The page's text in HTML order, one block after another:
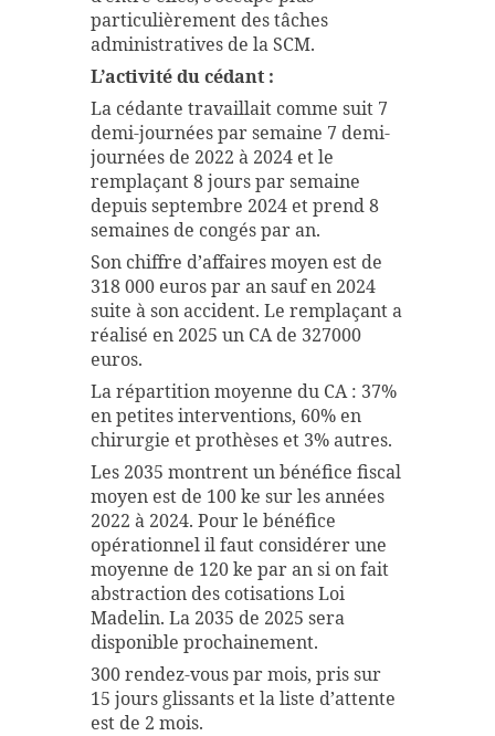
particulièrement des tâches
administratives de la SCM.
L’activité du cédant :
La cédante travaillait comme suit 7
demi-journées par semaine 7 demi-
journées de 2022 à 2024 et le
remplaçant 8 jours par semaine
depuis septembre 2024 et prend 8
semaines de congés par an.
Son chiffre d’affaires moyen est de
318 000 euros par an sauf en 2024
suite à son accident. Le remplaçant a
réalisé en 2025 un CA de 327000
euros.
La répartition moyenne du CA : 37%
en petites interventions, 60% en
chirurgie et prothèses et 3% autres.
Les 2035 montrent un bénéfice fiscal
moyen est de 100 ke sur les années
2022 à 2024. Pour le bénéfice
opérationnel il faut considérer une
moyenne de 120 ke par an si on fait
abstraction des cotisations Loi
Madelin. La 2035 de 2025 sera
disponible prochainement.
300 rendez-vous par mois, pris sur
15 jours glissants et la liste d’attente
est de 2 mois.